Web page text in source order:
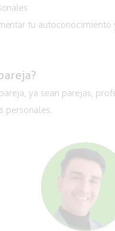
tu
ya sean parejas,
personales.